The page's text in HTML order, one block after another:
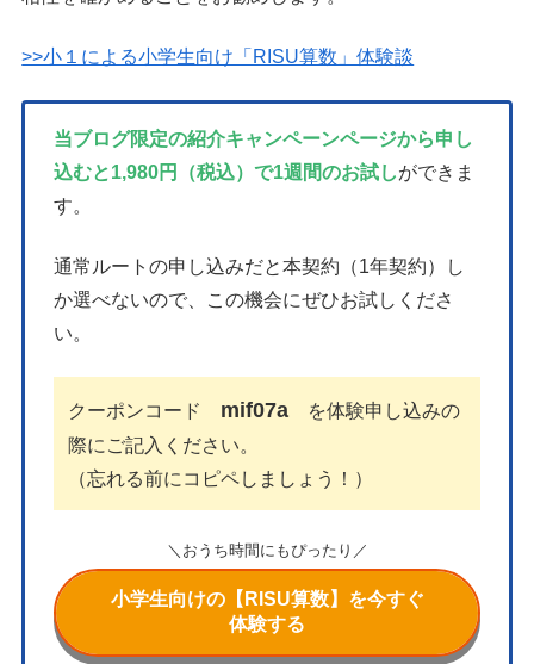
>>小１による小学生向け「RISU算数」体験談
当ブログ限定の紹介キャンペーンページから申し
込むと1,980円（税込）で1週間のお試しができま
す。
通常ルートの申し込みだと本契約（1年契約）し
か選べないので、この機会にぜひお試しくださ
い。
クーポンコード mif07a を体験申し込みの
際にご記入ください。
（忘れる前にコピペしましょう！）
＼おうち時間にもぴったり／
小学生向けの【RISU算数】を今すぐ
体験する